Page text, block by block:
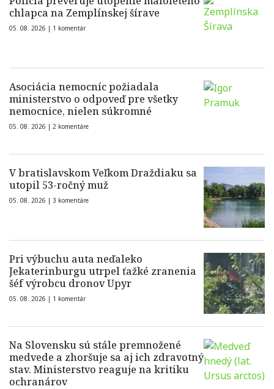
chlapca na Zemplínskej šírave
05. 08. 2026 | 1 komentár
Asociácia nemocníc požiadala
ministerstvo o odpoveď pre všetky
nemocnice, nielen súkromné
05. 08. 2026 | 2 komentáre
V bratislavskom Veľkom Draždiaku sa
utopil 53-ročný muž
05. 08. 2026 | 3 komentáre
Pri výbuchu auta neďaleko
Jekaterinburgu utrpel ťažké zranenia
šéf výrobcu dronov Upyr
05. 08. 2026 | 1 komentár
Na Slovensku sú stále premnožené
medvede a zhoršuje sa aj ich zdravotný
stav. Ministerstvo reaguje na kritiku
ochranárov